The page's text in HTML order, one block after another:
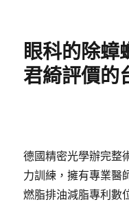
眼科的除蟑
君綺評價的
德國精密光學辦完整
力訓練，擁有專業醫
燃脂排油減脂專利數